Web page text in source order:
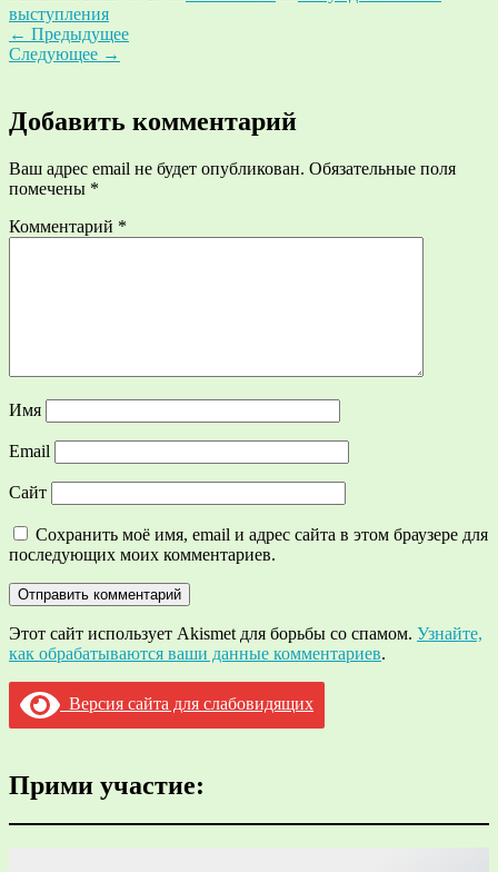
выступления
← Предыдущее
Следующее →
Добавить комментарий
Ваш адрес email не будет опубликован. Обязательные поля
помечены *
Комментарий *
Имя
Email
Сайт
Сохранить моё имя, email и адрес сайта в этом браузере для
последующих моих комментариев.
Этот сайт использует Akismet для борьбы со спамом. Узнайте,
как обрабатываются ваши данные комментариев.
Версия сайта для слабовидящих
Прими участие: